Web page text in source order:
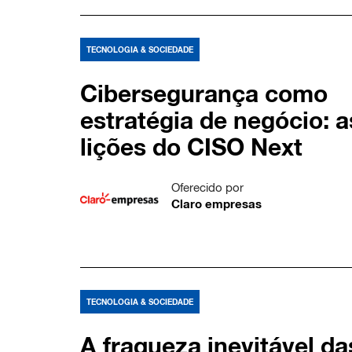
TECNOLOGIA & SOCIEDADE
Cibersegurança como
estratégia de negócio:
lições do CISO Next
Oferecido por
Claro empresas
TECNOLOGIA & SOCIEDADE
A fraqueza inevitável